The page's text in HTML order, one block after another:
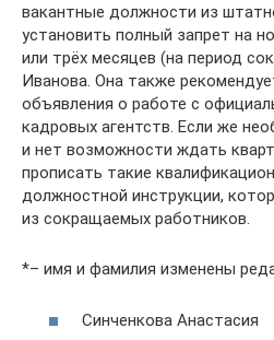
вакантные должности из
установить полный запрет на
или трёх месяцев (на период
Иванова. Она также
объявления о работе с
кадровых агентств. Если же
и нет возможности ждать
прописать такие
должностной инструкции,
из сокращаемых работников.
*– имя и фамилия изменены
Синченкова Анастасия